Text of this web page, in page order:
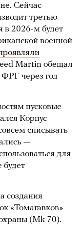
Сейчас
третью
в 2026-м будет
военной
Martin обещал
ФРГ через год
пусковые
Корпус
списывать
—
для
будет
создания
«Томагавков»
(Mk 70).